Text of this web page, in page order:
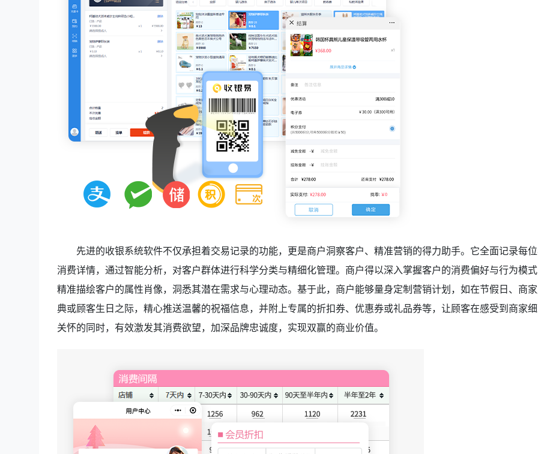
先进的收银系统软件不仅承担着交易记录的功能，更是商户洞察客户、精准营销的得力助手。它全面记录每
消费详情，通过智能分析，对客户群体进行科学分类与精细化管理。商户得以深入掌握客户的消费偏好与行为模
精准描绘客户的属性肖像，洞悉其潜在需求与心理动态。基于此，商户能够量身定制营销计划，如在节假日、商
典或顾客生日之际，精心推送温馨的祝福信息，并附上专属的折扣券、优惠券或礼品券等，让顾客在感受到商家
关怀的同时，有效激发其消费欲望，加深品牌忠诚度，实现双赢的商业价值。